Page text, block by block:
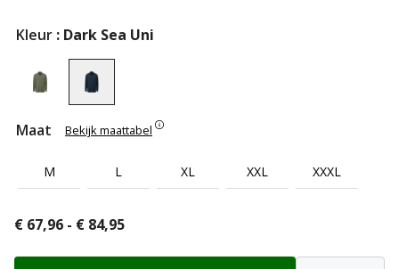
Kleur : Dark Sea Uni
Maat Bekijk maattabel
M L XL XXL XXXL
€ 67,96 - € 84,95Prijsklasse: